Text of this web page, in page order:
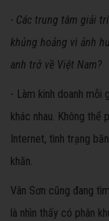
- Các trung tâm giải
khủng hoảng vì ảnh
anh trở về Việt Nam?
- Làm kinh doanh mỗi
khác nhau. Không thể
Internet, tình trạng
khăn.
Vân Sơn cũng đang
là nhìn thấy có phân